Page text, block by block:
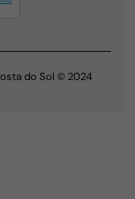
do Sol © 2024